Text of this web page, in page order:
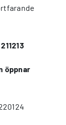
öppnar